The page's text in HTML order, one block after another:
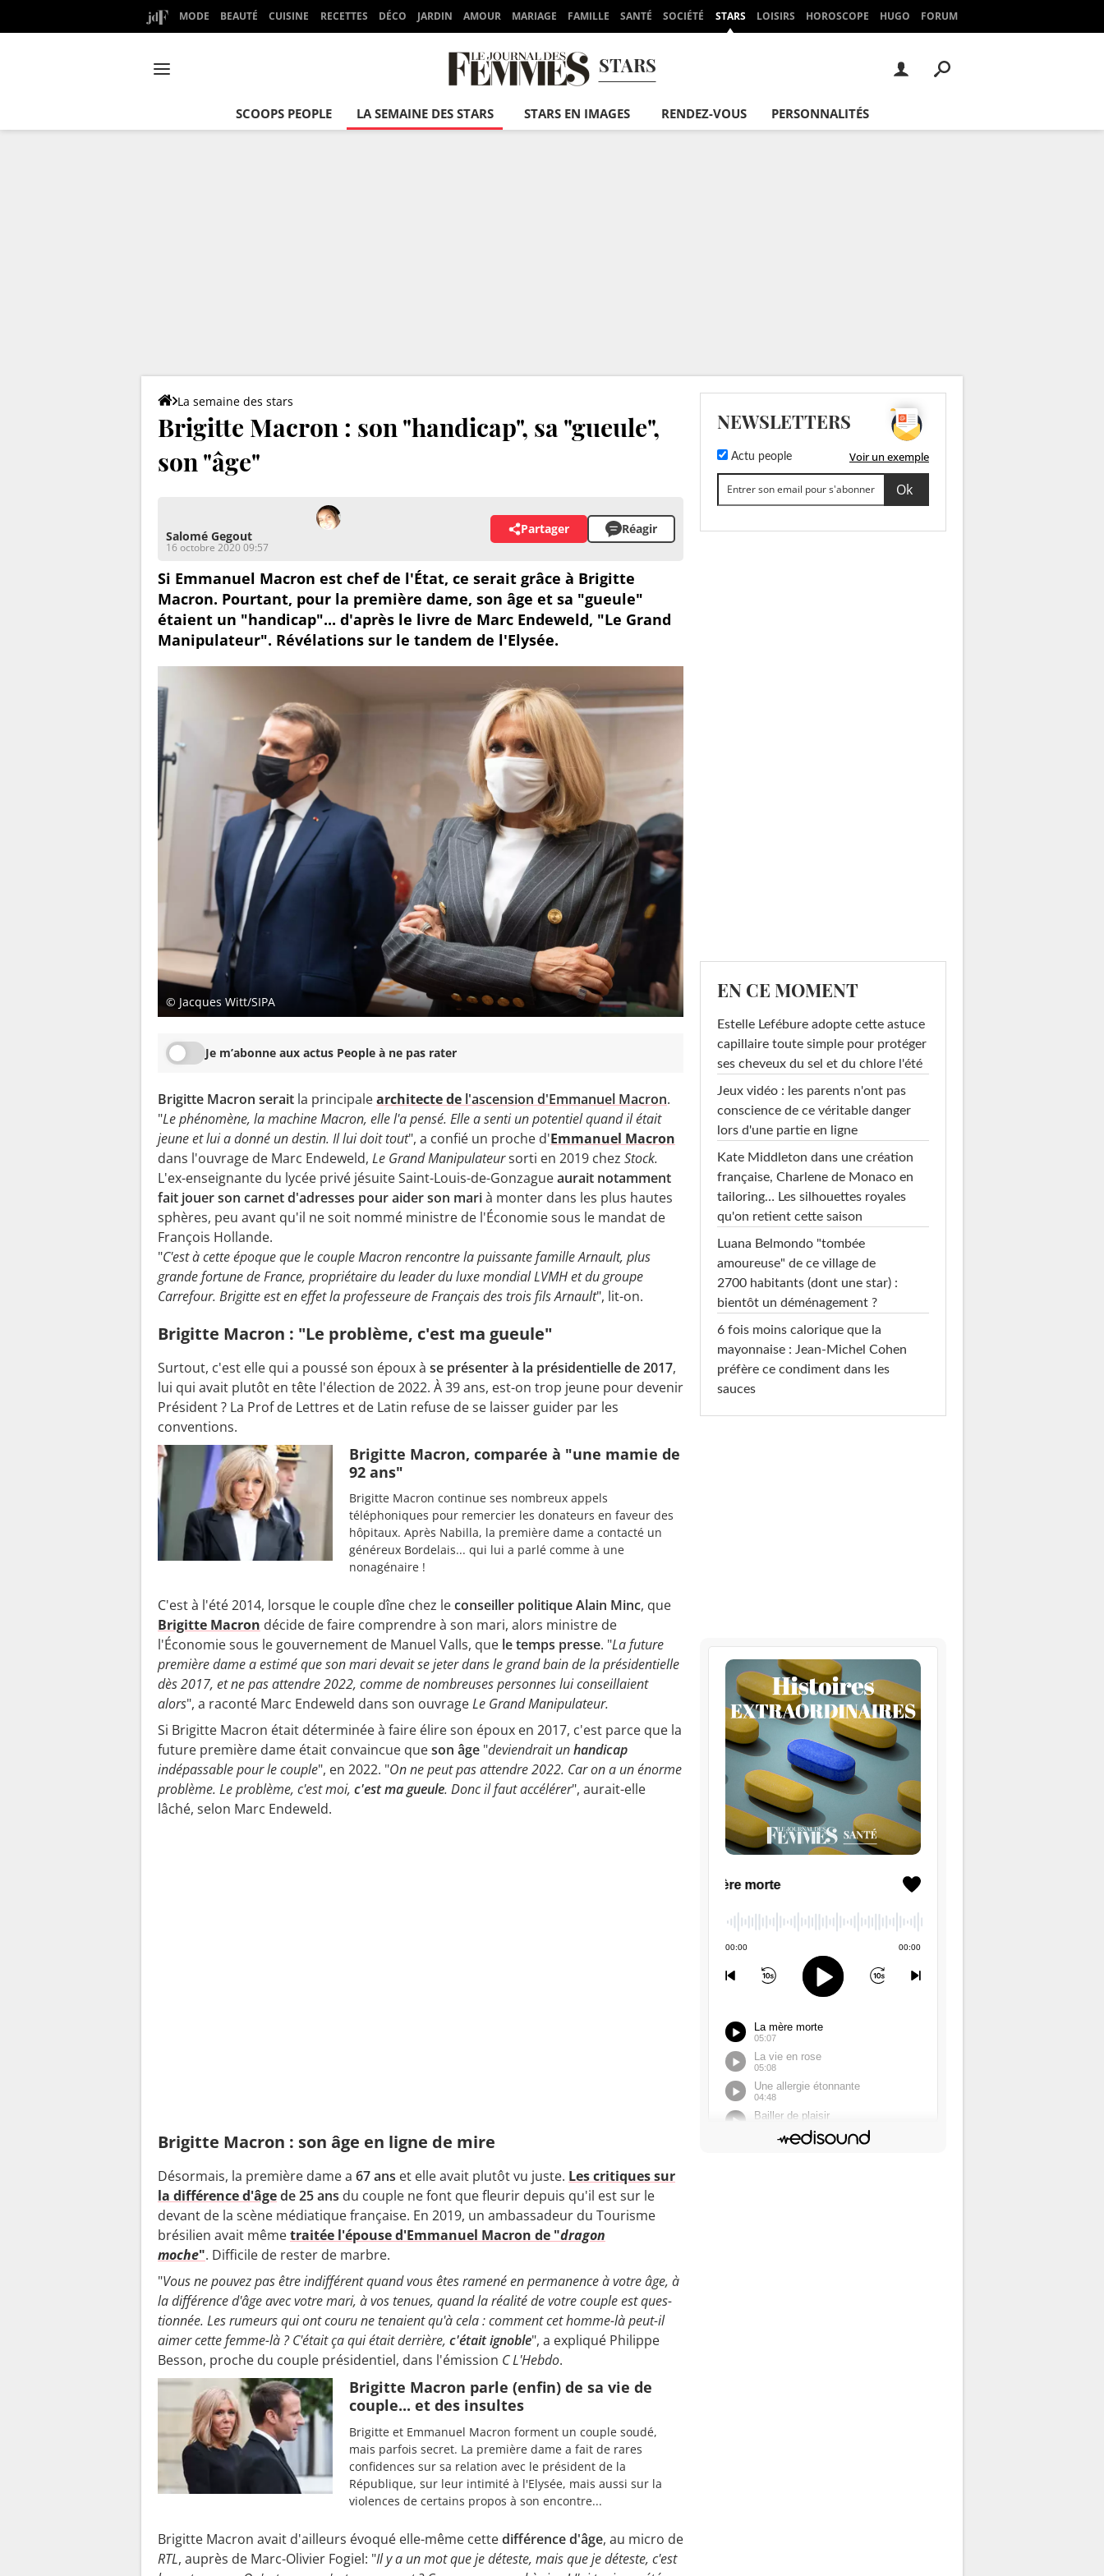
MODE BEAUTÉ CUISINE RECETTES DÉCO JARDIN AMOUR MARIAGE FAMILLE SANTÉ SOCIÉTÉ STARS LOISIRS HOROSCOPE HUGO FORUM
STARS
SCOOPS PEOPLE LA SEMAINE DES STARS STARS EN IMAGES RENDEZ-VOUS PERSONNALITÉS
La semaine des stars
Brigitte Macron : son "handicap", sa "gueule",
son "âge"
Salomé Gegout
16 octobre 2020 09:57
Partager Réagir
Si Emmanuel Macron est chef de l'État, ce serait grâce à Brigitte
Macron. Pourtant, pour la première dame, son âge et sa "gueule"
étaient un "handicap"... d'après le livre de Marc Endeweld, "Le Grand
Manipulateur". Révélations sur le tandem de l'Elysée.
© Jacques Witt/SIPA
Je m’abonne aux actus People à ne pas rater
Brigitte Macron serait la principalearchitecte de l'ascension d'Emmanuel Macron.
"Le phénomène, la machine Macron, elle l'a pensé. Elle a senti un potentiel quand il était
jeune et lui a donné un destin. Il lui doit tout", a confié un proche d'Emmanuel Macron
dans l'ouvrage de Marc Endeweld, Le Grand Manipulateursorti en 2019 chez Stock.
L'ex-enseignante du lycée privé jésuite Saint-Louis-de-Gonzagueaurait notamment
fait jouer son carnet d'adresses pour aider son marià monter dans les plus hautes
sphères, peu avant qu'il ne soit nommé ministre de l'Économie sous le mandat de
François Hollande.
"C'est à cette époque que le couple Macron rencontre la puissante famille Arnault, plus
grande fortune de France, propriétaire du leader du luxe mondial LVMH et du groupe
Carrefour. Brigitte est en effet la professeure de Français des trois fils Arnault", lit-on.
Brigitte Macron : "Le problème, c'est ma gueule"
Surtout, c'est elle qui a poussé son époux à se présenter à la présidentielle de 2017,
lui qui avait plutôt en tête l'élection de 2022. À 39 ans, est-on trop jeune pour devenir
Président ? La Prof de Lettres et de Latin refuse de se laisser guider par les
conventions.
Brigitte Macron, comparée à "une mamie de
92 ans"
Brigitte Macron continue ses nombreux appels
téléphoniques pour remercier les donateurs en faveur des
hôpitaux. Après Nabilla, la première dame a contacté un
généreux Bordelais... qui lui a parlé comme à une
nonagénaire !
C'est à l'été 2014, lorsque le couple dîne chez leconseiller politique Alain Minc, que
Brigitte Macron décide de faire comprendre à son mari, alors ministre de
l'Économie sous le gouvernement de Manuel Valls, que le temps presse. "La future
première dame a estimé que son mari devait se jeter dans le grand bain de la présidentielle
dès 2017, et ne pas attendre 2022, comme de nombreuses personnes lui conseillaient
alors", a raconté Marc Endeweld dans son ouvrageLe Grand Manipulateur.
Si Brigitte Macron était déterminée à faire élire son époux en 2017, c'est parce que la
future première dame était convaincue queson âge "deviendrait unhandicap
indépassable pour le couple", en 2022. "On ne peut pas attendre 2022. Car on a un énorme
problème. Le problème, c'est moi, c'est ma gueule. Donc il faut accélérer", aurait-elle
lâché, selon Marc Endeweld.
Brigitte Macron : son âge en ligne de mire
Désormais, la première dame a 67 ans et elle avait plutôt vu juste. Les critiques sur
la différence d'âgede 25 ans du couple ne font que fleurir depuis qu'il est sur le
devant de la scène médiatique française. En 2019, un ambassadeur du Tourisme
brésilien avait mêmetraitée l'épouse d'Emmanuel Macron de "dragon
moche". Difficile de rester de marbre.
"Vous ne pouvez pas être indif­fé­rent quand vous êtes ramené en perma­nence à votre âge, à
la diffé­rence d'âge avec votre mari, à vos tenues, quand la réalité de votre couple est ques­
tion­née. Les rumeurs qui ont couru ne tenaient qu'à cela : comment cet homme-là peut-il
aimer cette femme-là ? C'était ça qui était derrière, c'était ignoble", a expliqué Philippe
Besson, proche du couple présidentiel, dans l'émission C L'Hebdo.
Brigitte Macron parle (enfin) de sa vie de
couple... et des insultes
Brigitte et Emmanuel Macron forment un couple soudé,
mais parfois secret. La première dame a fait de rares
confidences sur sa relation avec le président de la
République, sur leur intimité à l'Elysée, mais aussi sur la
violences de certains propos à son encontre...
Brigitte Macron avait d'ailleurs évoqué elle-même cettedifférence d'âge, au micro de
RTL, auprès de Marc-Olivier Fogiel: "Il y a un mot que je déteste, mais que je déteste, c'est
NEWSLETTERS
Actu people Voir un exemple
EN CE MOMENT
Estelle Lefébure adopte cette astuce
capillaire toute simple pour protéger
ses cheveux du sel et du chlore l'été
Jeux vidéo : les parents n'ont pas
conscience de ce véritable danger
lors d'une partie en ligne
Kate Middleton dans une création
française, Charlene de Monaco en
tailoring… Les silhouettes royales
qu'on retient cette saison
Luana Belmondo "tombée
amoureuse" de ce village de
2700 habitants (dont une star) :
bientôt un déménagement ?
6 fois moins calorique que la
mayonnaise : Jean-Michel Cohen
préfère ce condiment dans les
sauces